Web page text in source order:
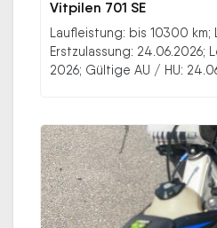
Vitpilen 701 SE
Laufleistung: bis 10300 km;
Erstzulassung: 24.06.2026;
2026; Gültige AU / HU: